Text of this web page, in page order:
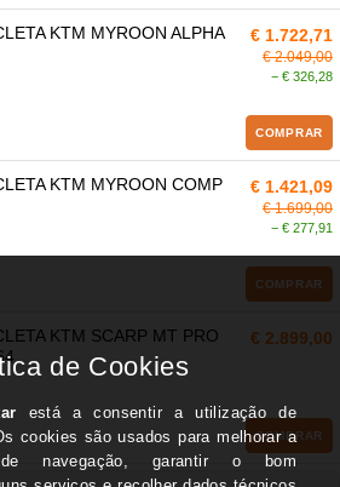
KTM MYROON ALPHA
€ 1.722,71
€ 2.049,00
− € 326,28
COMPRAR
KTM MYROON COMP
€ 1.421,09
€ 1.699,00
− € 277,91
COMPRAR
KTM SCARP MT PRO
€ 2.899,00
COMPRAR